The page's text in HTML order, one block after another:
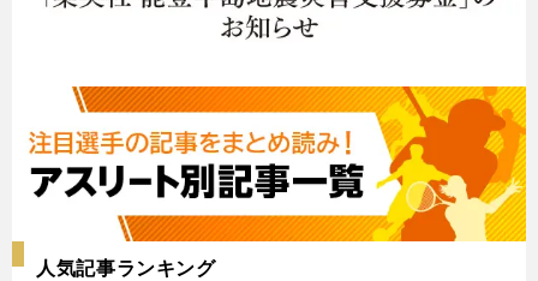
人気記事ランキング